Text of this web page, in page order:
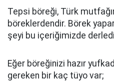
Tepsi böreği, Türk
böreklerdendir. Börek
şeyi bu içeriğimizde
Eğer böreğinizi hazır
gereken bir kaç tüyo var;